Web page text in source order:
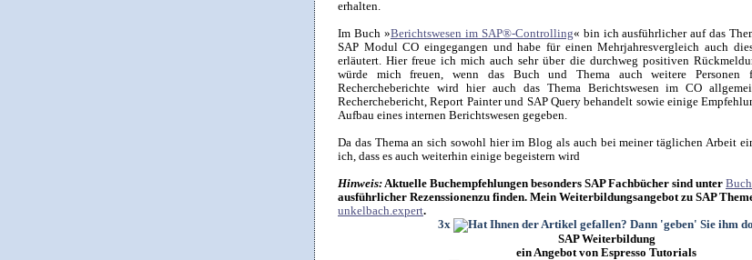
erhalten.
Im Buch »Berichtswesen im SAP®-Controlling« bin ich ausführlicher auf das
SAP Modul CO eingegangen und habe für einen Mehrjahresvergleich auch
erläutert. Hier freue ich mich auch sehr über die durchweg positiven
würde mich freuen, wenn das Buch und Thema auch weitere Personen
Rechercheberichte wird hier auch das Thema Berichtswesen im CO
Recherchebericht, Report Painter und SAP Query behandelt sowie einige
Aufbau eines internen Berichtswesen gegeben.
Da das Thema an sich sowohl hier im Blog als auch bei meiner täglichen Arbeit
ich, dass es auch weiterhin einige begeistern wird
Hinweis:Aktuelle Buchempfehlungen besonders SAP Fachbücher sind unter
ausführlicher Rezenssionenzu finden. Mein Weiterbildungsangebot zu SAP
unkelbach.expert.
3x
SAP Weiterbildung
ein Angebot von Espresso Tutorials